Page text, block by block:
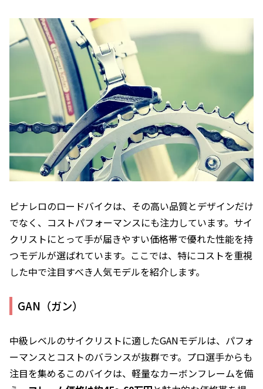
ピナレロのロードバイクは、その高い品質とデザインだけ
でなく、コストパフォーマンスにも注力しています。サイ
クリストにとって手が届きやすい価格帯で優れた性能を持
つモデルが選ばれています。ここでは、特にコストを重視
した中で注目すべき人気モデルを紹介します。
GAN（ガン）
中級レベルのサイクリストに適したGANモデルは、パフォ
ーマンスとコストのバランスが抜群です。プロ選手からも
注目を集めるこのバイクは、軽量なカーボンフレームを備